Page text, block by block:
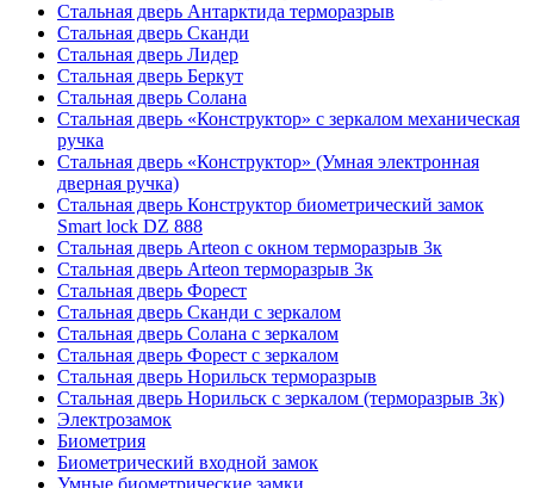
Стальная дверь Антарктида терморазрыв
Стальная дверь Сканди
Стальная дверь Лидер
Стальная дверь Беркут
Стальная дверь Солана
Стальная дверь «Конструктор» с зеркалом механическая
ручка
Стальная дверь «Конструктор» (Умная электронная
дверная ручка)
Стальная дверь Конструктор биометрический замок
Smart lock DZ 888
Стальная дверь Arteon с окном терморазрыв 3к
Стальная дверь Arteon терморазрыв 3к
Стальная дверь Форест
Стальная дверь Сканди с зеркалом
Стальная дверь Солана с зеркалом
Стальная дверь Форест с зеркалом
Стальная дверь Норильск терморазрыв
Стальная дверь Норильск с зеркалом (терморазрыв 3к)
Электрозамок
Биометрия
Биометрический входной замок
Умные биометрические замки